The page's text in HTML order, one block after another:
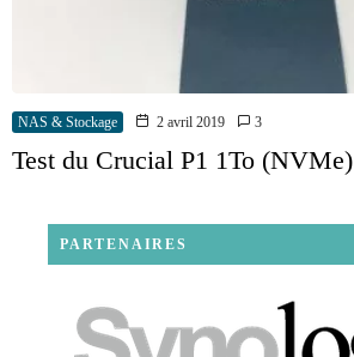
NAS & Stockage 2 avril 2019 3
Test du Crucial P1 1To (NVMe)
PARTENAIRES